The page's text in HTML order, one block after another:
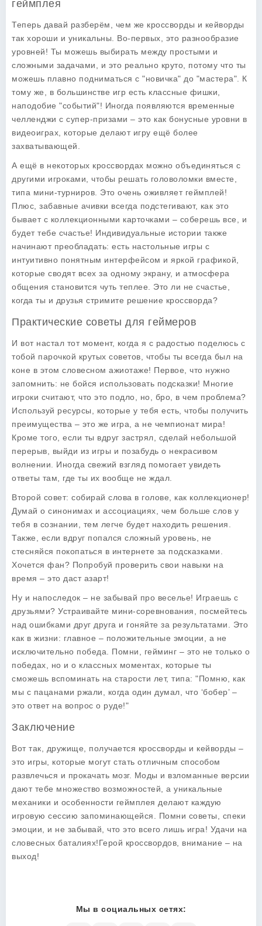
геймплея
Теперь давай разберём, чем же кроссворды и кейворды
так хороши и уникальны. Во-первых, это разнообразие
уровней! Ты можешь выбирать между простыми и
сложными задачами, и это реально круто, потому что ты
можешь плавно подниматься с "новичка" до "мастера". К
тому же, в большинстве игр есть классные фишки,
наподобие "событий"! Иногда появляются временные
челленджи с супер-призами – это как бонусные уровни в
видеоиграх, которые делают игру ещё более
захватывающей.
А ещё в некоторых кроссвордах можно объединяться с
другими игроками, чтобы решать головоломки вместе,
типа мини-турниров. Это очень оживляет геймплей!
Плюс, забавные ачивки всегда подстегивают, как это
бывает с коллекционными карточками – соберешь все, и
будет тебе счастье! Индивидуальные истории также
начинают преобладать: есть настольные игры с
интуитивно понятным интерфейсом и яркой графикой,
которые сводят всех за одному экрану, и атмосфера
общения становится чуть теплее. Это ли не счастье,
когда ты и друзья стримите решение кроссворда?
Практические советы для геймеров
И вот настал тот момент, когда я с радостью поделюсь с
тобой парочкой крутых советов, чтобы ты всегда был на
коне в этом словесном ажиотаже! Первое, что нужно
запомнить: не бойся использовать подсказки! Многие
игроки считают, что это подло, но, бро, в чем проблема?
Используй ресурсы, которые у тебя есть, чтобы получить
преимущества – это же игра, а не чемпионат мира!
Кроме того, если ты вдруг застрял, сделай небольшой
перерыв, выйди из игры и позабудь о некрасивом
волнении. Иногда свежий взгляд помогает увидеть
ответы там, где ты их вообще не ждал.
Второй совет: собирай слова в голове, как коллекционер!
Думай о синонимах и ассоциациях, чем больше слов у
тебя в сознании, тем легче будет находить решения.
Также, если вдруг попался сложный уровень, не
стесняйся покопаться в интернете за подсказками.
Хочется фан? Попробуй проверить свои навыки на
время – это даст азарт!
Ну и напоследок – не забывай про веселье! Играешь с
друзьями? Устраивайте мини-соревнования, посмейтесь
над ошибками друг друга и гоняйте за результатами. Это
как в жизни: главное – положительные эмоции, а не
исключительно победа. Помни, гейминг – это не только о
победах, но и о классных моментах, которые ты
сможешь вспоминать на старости лет, типа: "Помню, как
мы с пацанами ржали, когда один думал, что ‘бобер’ –
это ответ на вопрос о руде!"
Заключение
Вот так, дружище, получается кроссворды и кейворды –
это игры, которые могут стать отличным способом
развлечься и прокачать мозг. Моды и взломанные версии
дают тебе множество возможностей, а уникальные
механики и особенности геймплея делают каждую
игровую сессию запоминающейся. Помни советы, спеки
эмоции, и не забывай, что это всего лишь игра! Удачи на
словесных баталиях!Герой кроссвордов, внимание – на
выход!
Мы в социальных сетях: